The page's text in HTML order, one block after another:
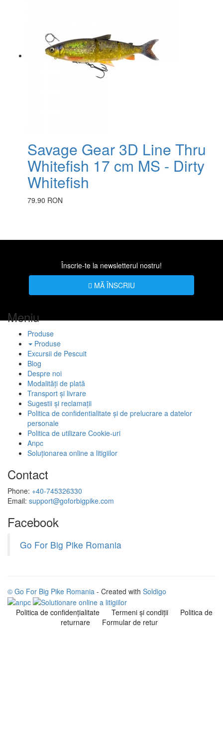
Savage Gear 3D Line Thru
Whitefish 17 cm MS - Dirty
Whitefish
79.90 RON
Înscrie-te la newsletterul nostru!
MĂ ÎNSCRIU
Meniu
Produse
Produse
Excursii de Pescuit
Blog
Despre noi
Modalități de plată
Transport și livrare
Sugestii și reclamații
Politica de confidentialitate și de prelucrare a datelor
personale
Politica de utilizare Cookie-uri
Anpc
Soluționarea online a litigiilor
Contact
Phone: +40-745326330
Email: support@goforbigpike.com
Facebook
Go For Big Pike Romania
© Go For Big Pike Romania - Created with Soldigo
Politica de confidenţialitate Termeni şi condiţii
Politica de
returnare
Formular de retur